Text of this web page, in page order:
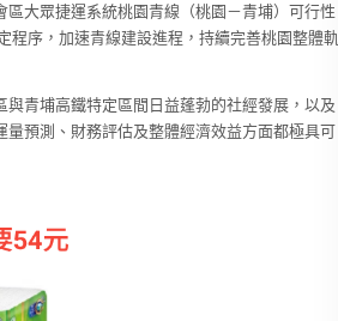
大眾捷運系統桃園青線（桃園－青埔）可行性
程序，加速青線建設進程，持續完善桃園整體軌
青埔高鐵特定區間日益蓬勃的社經發展，以及
預測、財務評估及整體經濟效益方面都極具可